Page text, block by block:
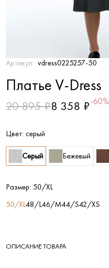
Артикул: vdress0225257-50
Платье V-Dress
20 895 ₽8 358 ₽-60%
Цвет: серый
Серый Бежевый
Размер: 50/XL
50/XL48/L46/M44/S42/XS
ОПИСАНИЕ ТОВАРА